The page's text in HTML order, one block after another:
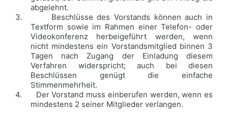
abgelehnt.
3.
Beschlüsse des Vorstands können auch in
Textform sowie im Rahmen einer Telefon- oder
Videokonferenz herbeigeführt werden, wenn
nicht mindestens ein Vorstandsmitglied binnen 3
Tagen nach Zugang der Einladung diesem
Verfahren widerspricht; auch bei diesen
Beschlüssen genügt die einfache
Stimmenmehrheit.
4.
Der Vorstand muss einberufen werden, wenn es
mindestens 2 seiner Mitglieder verlangen.